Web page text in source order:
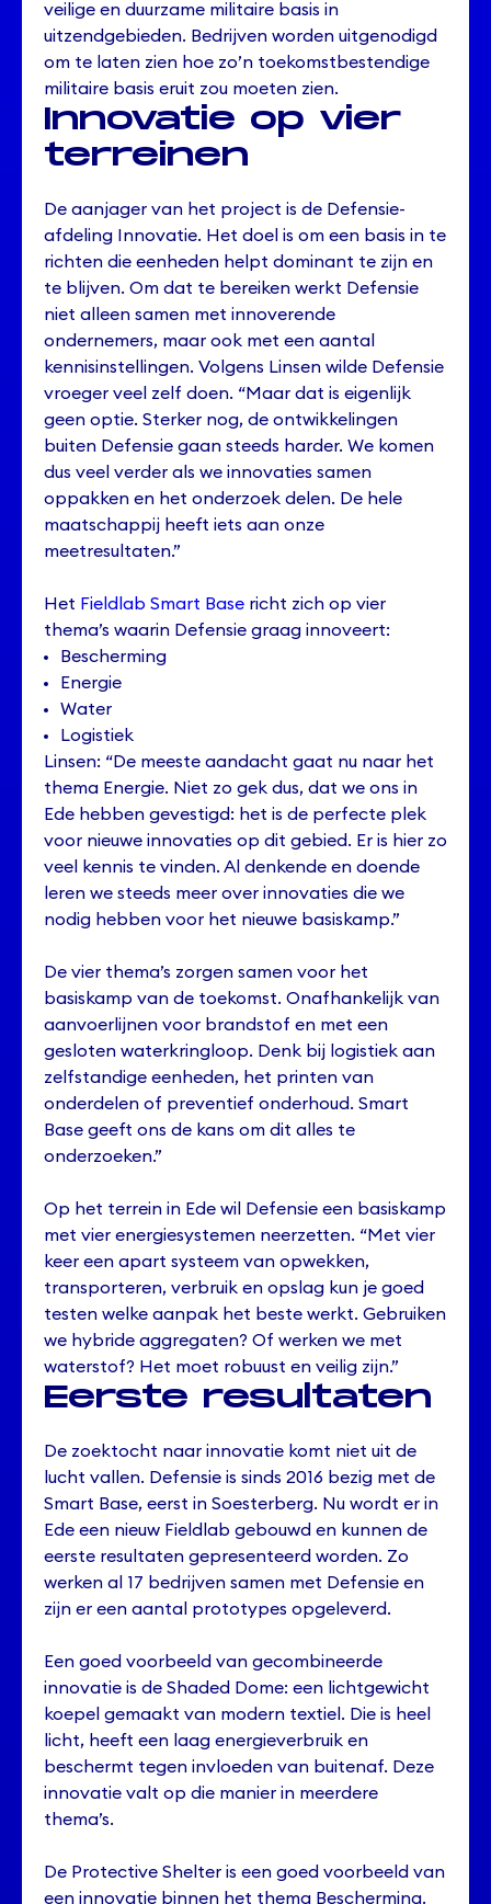
veilige en duurzame militaire basis in
uitzendgebieden. Bedrijven worden uitgenodigd
om te laten zien hoe zo’n toekomstbestendige
militaire basis eruit zou moeten zien.
Innovatie op vier
terreinen
De aanjager van het project is de Defensie-
afdeling Innovatie. Het doel is om een basis in te
richten die eenheden helpt dominant te zijn en
te blijven. Om dat te bereiken werkt Defensie
niet alleen samen met innoverende
ondernemers, maar ook met een aantal
kennisinstellingen. Volgens Linsen wilde Defensie
vroeger veel zelf doen. “Maar dat is eigenlijk
geen optie. Sterker nog, de ontwikkelingen
buiten Defensie gaan steeds harder. We komen
dus veel verder als we innovaties samen
oppakken en het onderzoek delen. De hele
maatschappij heeft iets aan onze
meetresultaten.”
Het Fieldlab Smart Base richt zich op vier
thema’s waarin Defensie graag innoveert:
Bescherming
Energie
Water
Logistiek
Linsen: “De meeste aandacht gaat nu naar het
thema Energie. Niet zo gek dus, dat we ons in
Ede hebben gevestigd: het is de perfecte plek
voor nieuwe innovaties op dit gebied. Er is hier zo
veel kennis te vinden. Al denkende en doende
leren we steeds meer over innovaties die we
nodig hebben voor het nieuwe basiskamp.”
De vier thema’s zorgen samen voor het
basiskamp van de toekomst. Onafhankelijk van
aanvoerlijnen voor brandstof en met een
gesloten waterkringloop. Denk bij logistiek aan
zelfstandige eenheden, het printen van
onderdelen of preventief onderhoud. Smart
Base geeft ons de kans om dit alles te
onderzoeken.”
Op het terrein in Ede wil Defensie een basiskamp
met vier energiesystemen neerzetten. “Met vier
keer een apart systeem van opwekken,
transporteren, verbruik en opslag kun je goed
testen welke aanpak het beste werkt. Gebruiken
we hybride aggregaten? Of werken we met
waterstof? Het moet robuust en veilig zijn.”
Eerste resultaten
De zoektocht naar innovatie komt niet uit de
lucht vallen. Defensie is sinds 2016 bezig met de
Smart Base, eerst in Soesterberg. Nu wordt er in
Ede een nieuw Fieldlab gebouwd en kunnen de
eerste resultaten gepresenteerd worden. Zo
werken al 17 bedrijven samen met Defensie en
zijn er een aantal prototypes opgeleverd.
Een goed voorbeeld van gecombineerde
innovatie is de Shaded Dome: een lichtgewicht
koepel gemaakt van modern textiel. Die is heel
licht, heeft een laag energieverbruik en
beschermt tegen invloeden van buitenaf. Deze
innovatie valt op die manier in meerdere
thema’s.
De Protective Shelter is een goed voorbeeld van
een innovatie binnen het thema Bescherming.